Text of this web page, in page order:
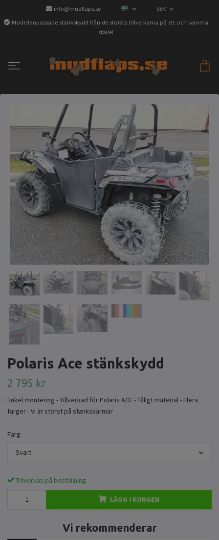
info@mudflaps.se
SEK
Modellanpassade stänkskydd från de största tillverkarna på ett och samma
ställe!
Polaris Ace stänkskydd
2 795 kr
Enkel montering - Tillverkad för Polaris ACE - Tåligt material - Flera
färger - Vi är störst på stänkskärmar
Färg
Svart
Tillverkas på beställning
LÄGG I KORGEN
Vi rekommenderar